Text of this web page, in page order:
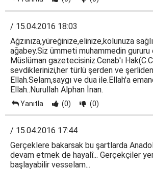
/ 15.04.2016 18:03
Ağzınıza,yüreğinize,elinize,kolunuza
ağabey.Siz ümmeti muhammedin
Müslüman gazetecisiniz.Cenab'ı
sevdiklerinizi,her türlü şerden ve
Ellah.Selam,saygı ve dua ile.Ellah'a
Ellah..Nurullah Alphan İnan.
Yanıtla (0) (0)
/ 15.04.2016 17:44
Gerçeklere bakarsak bu şartlarda
devam etmek de hayalî... Gerçekçiler
başlayabilir vesselam...